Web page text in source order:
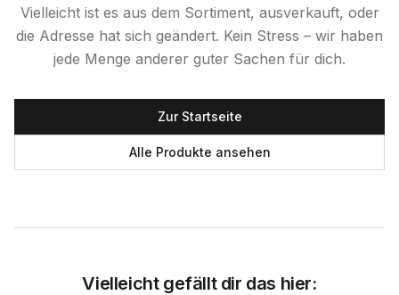
Vielleicht ist es aus dem Sortiment, ausverkauft, oder
die Adresse hat sich geändert. Kein Stress – wir haben
jede Menge anderer guter Sachen für dich.
Zur Startseite
Alle Produkte ansehen
Vielleicht gefällt dir das hier: